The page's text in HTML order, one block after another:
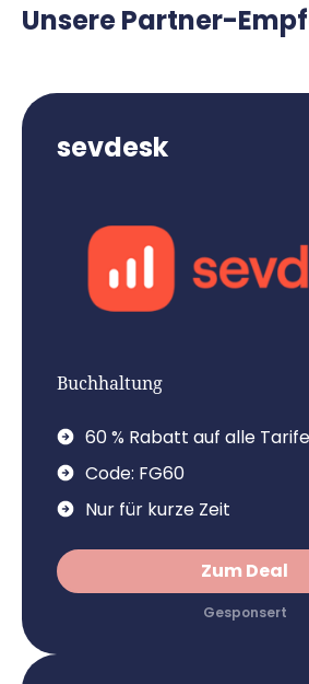
Unsere Partner-
sevdesk
Buchhaltung
60 % Rabatt auf alle Tarife
Code: FG60
Nur für kurze Zeit
Zum Deal